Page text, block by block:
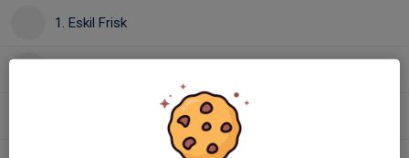
1. Eskil Frisk
23. Jordan van Hilst